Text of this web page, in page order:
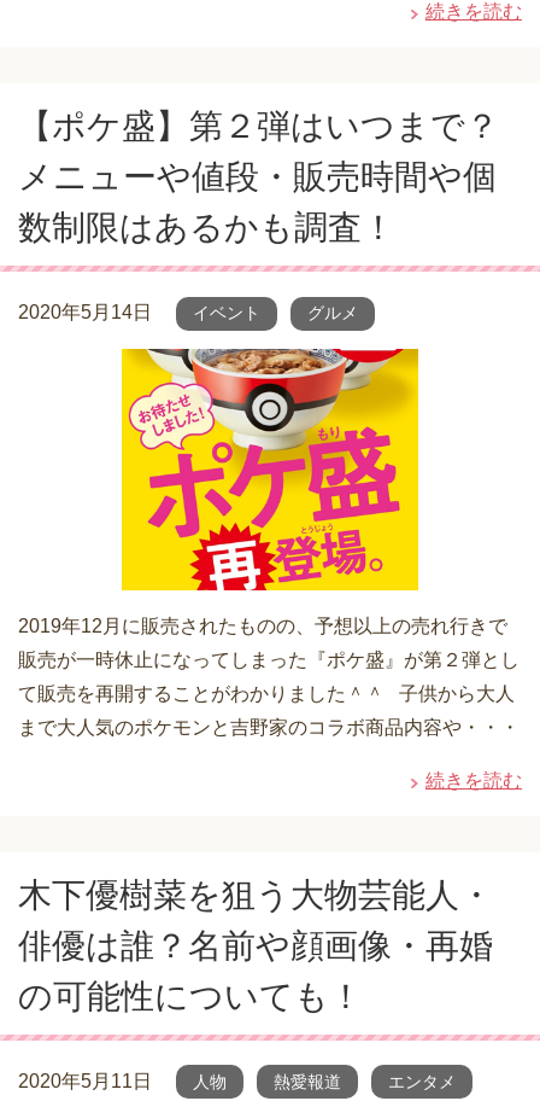
続きを読む
【ポケ盛】第２弾はいつまで？
メニューや値段・販売時間や個
数制限はあるかも調査！
2020年5月14日 イベント グルメ
2019年12月に販売されたものの、予想以上の売れ行きで
販売が一時休止になってしまった『ポケ盛』が第２弾とし
て販売を再開することがわかりました＾＾ 子供から大人
まで大人気のポケモンと吉野家のコラボ商品内容や・・・
続きを読む
木下優樹菜を狙う大物芸能人・
俳優は誰？名前や顔画像・再婚
の可能性についても！
2020年5月11日 人物 熱愛報道 エンタメ